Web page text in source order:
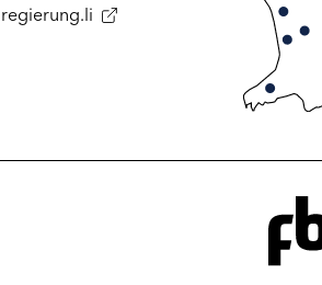
regierung.li